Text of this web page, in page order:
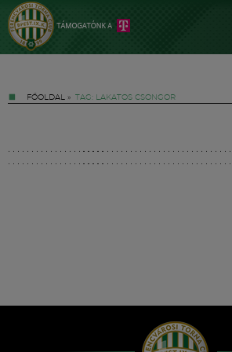
FŐOLDAL » TAG: LAKATOS CSONGOR
Hírek